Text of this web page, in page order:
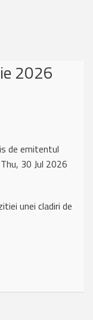
2026
de emitentul
30 Jul 2026
unei cladiri de